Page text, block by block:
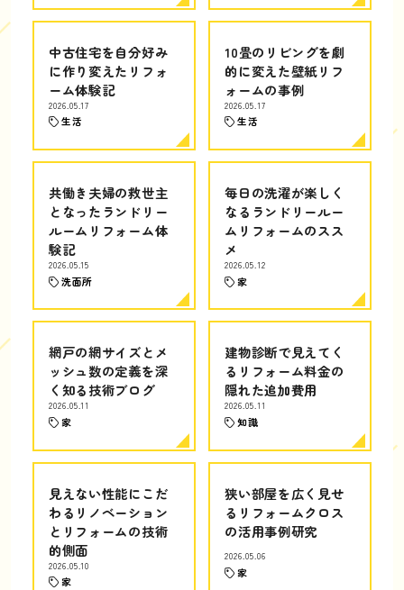
中古住宅を自分好み
に作り変えたリフォ
ーム体験記
2026.05.17
生活
10畳のリビングを劇
的に変えた壁紙リフ
ォームの事例
2026.05.17
生活
共働き夫婦の救世主
となったランドリー
ルームリフォーム体
験記
2026.05.15
洗面所
毎日の洗濯が楽しく
なるランドリールー
ムリフォームのスス
メ
2026.05.12
家
網戸の網サイズとメ
ッシュ数の定義を深
く知る技術ブログ
2026.05.11
家
建物診断で見えてく
るリフォーム料金の
隠れた追加費用
2026.05.11
知識
見えない性能にこだ
わるリノベーション
とリフォームの技術
的側面
2026.05.10
家
狭い部屋を広く見せ
るリフォームクロス
の活用事例研究
2026.05.06
家